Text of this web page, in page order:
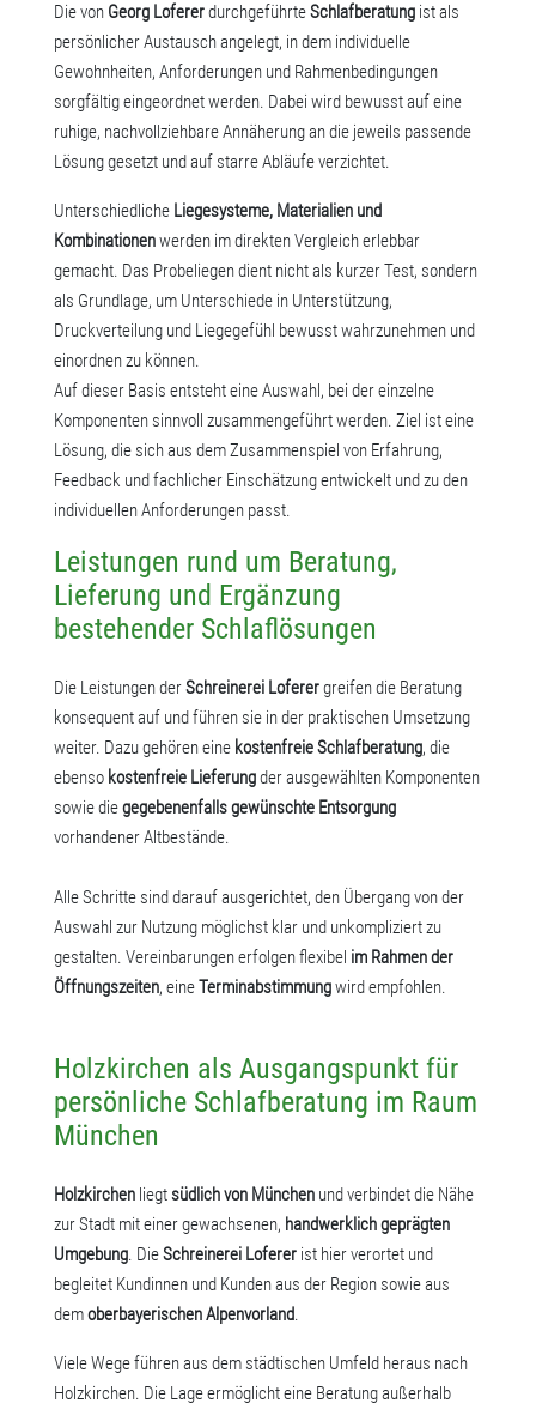
Die von Georg LofererdurchgeführteSchlafberatungist als
persönlicher Austausch angelegt, in dem individuelle
Gewohnheiten, Anforderungen und Rahmenbedingungen
sorgfältig eingeordnet werden. Dabei wird bewusst auf eine
ruhige, nachvollziehbare Annäherung an die jeweils passende
Lösung gesetzt und auf starre Abläufe verzichtet.
Unterschiedliche Liegesysteme, Materialien und
Kombinationenwerden im direkten Vergleich erlebbar
gemacht. Das Probeliegen dient nicht als kurzer Test, sondern
als Grundlage, um Unterschiede in Unterstützung,
Druckverteilung und Liegegefühl bewusst wahrzunehmen und
einordnen zu können.
Auf dieser Basis entsteht eine Auswahl, bei der einzelne
Komponenten sinnvoll zusammengeführt werden. Ziel ist eine
Lösung, die sich aus dem Zusammenspiel von Erfahrung,
Feedback und fachlicher Einschätzung entwickelt und zu den
individuellen Anforderungen passt.
Leistungen rund um Beratung,
Lieferung und Ergänzung
bestehender Schlaflösungen
Die Leistungen derSchreinerei Loferergreifen die Beratung
konsequent auf und führen sie in der praktischen Umsetzung
weiter. Dazu gehören eine kostenfreie Schlafberatung, die
ebenso kostenfreie Lieferungder ausgewählten Komponenten
sowie diegegebenenfalls gewünschte Entsorgung
vorhandener Altbestände.
Alle Schritte sind darauf ausgerichtet, den Übergang von der
Auswahl zur Nutzung möglichst klar und unkompliziert zu
gestalten. Vereinbarungen erfolgen flexibel im Rahmen der
Öffnungszeiten, eineTerminabstimmungwird empfohlen.
Holzkirchen als Ausgangspunkt für
persönliche Schlafberatung im Raum
München
Holzkirchenliegtsüdlich von Münchenund verbindet die Nähe
zur Stadt mit einer gewachsenen, handwerklich geprägten
Umgebung. DieSchreinerei Lofererist hier verortet und
begleitet Kundinnen und Kunden aus der Region sowie aus
demoberbayerischen Alpenvorland.
Viele Wege führen aus dem städtischen Umfeld heraus nach
Holzkirchen. Die Lage ermöglicht eine Beratung außerhalb